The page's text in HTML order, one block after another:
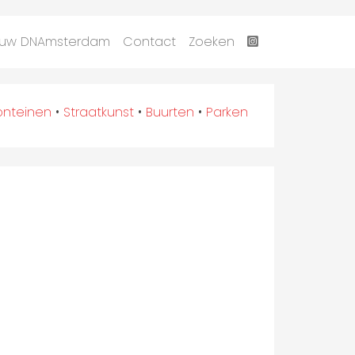
DNAmsterdam Contact Zoeken
• Straatkunst • Buurten • Parken